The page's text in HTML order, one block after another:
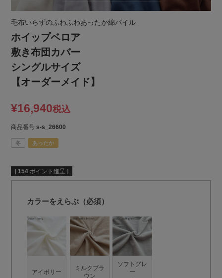
毛布いらずのふわふわあったか綿パイル
ホイップベロア
敷き布団カバー
シングルサイズ
【オーダーメイド】
¥16,940税込
商品番号 s-s_26600
冬 あったか
[ 154 ポイント進呈 ]
カラーをえらぶ（必須）
アイボリー
ミルクブラ
ウン
ソフトグレ
ー